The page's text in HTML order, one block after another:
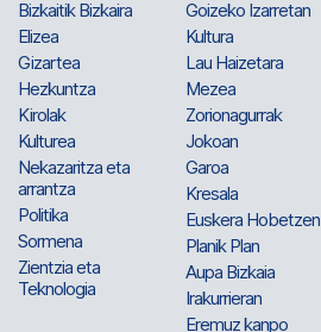
Bizkaitik Bizkaira
Elizea
Gizartea
Hezkuntza
Kirolak
Kulturea
Nekazaritza eta
arrantza
Politika
Sormena
Zientzia eta
Teknologia
Goizeko Izarretan
Kultura
Lau Haizetara
Mezea
Zorionagurrak
Jokoan
Garoa
Kresala
Euskera Hobetzen
Planik Plan
Aupa Bizkaia
Irakurrieran
Eremuz kanpo